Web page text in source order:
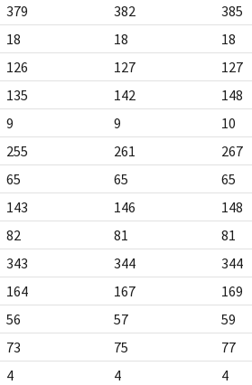
379 382 385
18 18 18
126 127 127
135 142 148
9 9 10
255 261 267
65 65 65
143 146 148
82 81 81
343 344 344
164 167 169
56 57 59
73 75 77
4 4 4